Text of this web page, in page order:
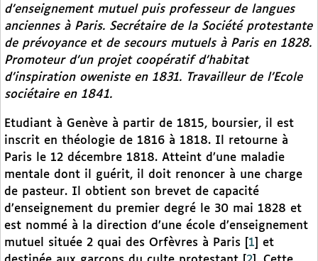
d’enseignement mutuel puis professeur de langues
anciennes à Paris. Secrétaire de la Société protestante
de prévoyance et de secours mutuels à Paris en 1828.
Promoteur d’un projet coopératif d’habitat
d’inspiration oweniste en 1831. Travailleur de l’Ecole
sociétaire en 1841.
Etudiant à Genève à partir de 1815, boursier, il est
inscrit en théologie de 1816 à 1818. Il retourne à
Paris le 12 décembre 1818. Atteint d’une maladie
mentale dont il guérit, il doit renoncer à une charge
de pasteur. Il obtient son brevet de capacité
d’enseignement du premier degré le 30 mai 1828 et
est nommé à la direction d’une école d’enseignement
mutuel située 2 quai des Orfèvres à Paris
1
et